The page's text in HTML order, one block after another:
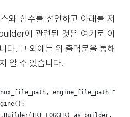
와 함수를 선언하고 아래를 저
에 관련된 것은 여기로 이
다. 그 외에는 위 출력문을 통해
알 수 있습니다.
engine_file_path=""):
as builder,